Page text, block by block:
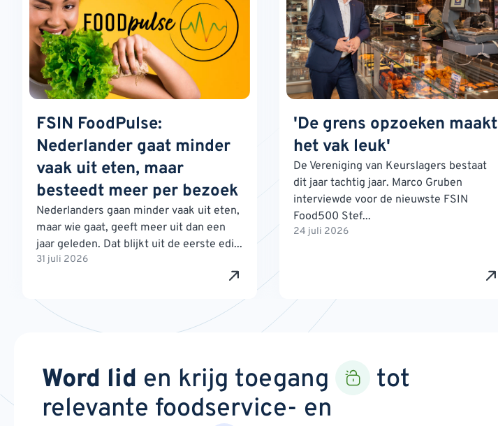
FSIN FoodPulse:
Nederlander gaat minder
vaak uit eten, maar
besteedt meer per bezoek
Nederlanders gaan minder vaak uit eten,
maar wie gaat, geeft meer uit dan een
jaar geleden. Dat blijkt uit de eerste edi...
31 juli 2026
'De grens opzoeken maakt
het vak leuk'
De Vereniging van Keurslagers bestaat
dit jaar tachtig jaar. Marco Gruben
interviewde voor de nieuwste FSIN
Food500 Stef...
24 juli 2026
Word lid en krijg toegang
tot
relevante foodservice- en